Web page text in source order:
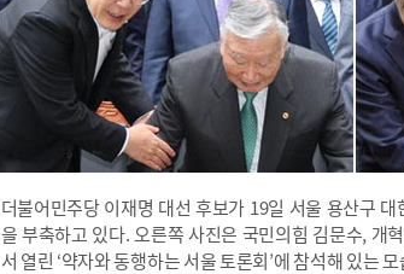
더불어민주당 이재명 대선 후보가 19일 서울 용산구
을 부축하고 있다. 오른쪽 사진은 국민의힘 김문수, 개
서 열린 ‘약자와 동행하는 서울 토론회’에 참석해 있는